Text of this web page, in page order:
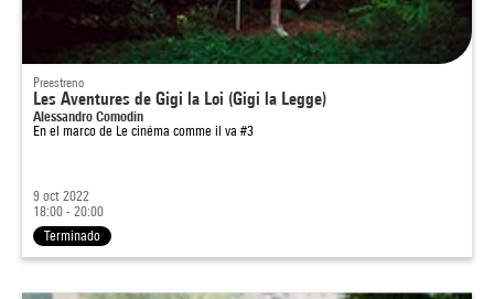
Preestreno
Les Aventures de Gigi la Loi (Gigi la Legge)
Alessandro Comodin
En el marco de Le cinéma comme il va #3
9 oct 2022
18:00 - 20:00
Terminado